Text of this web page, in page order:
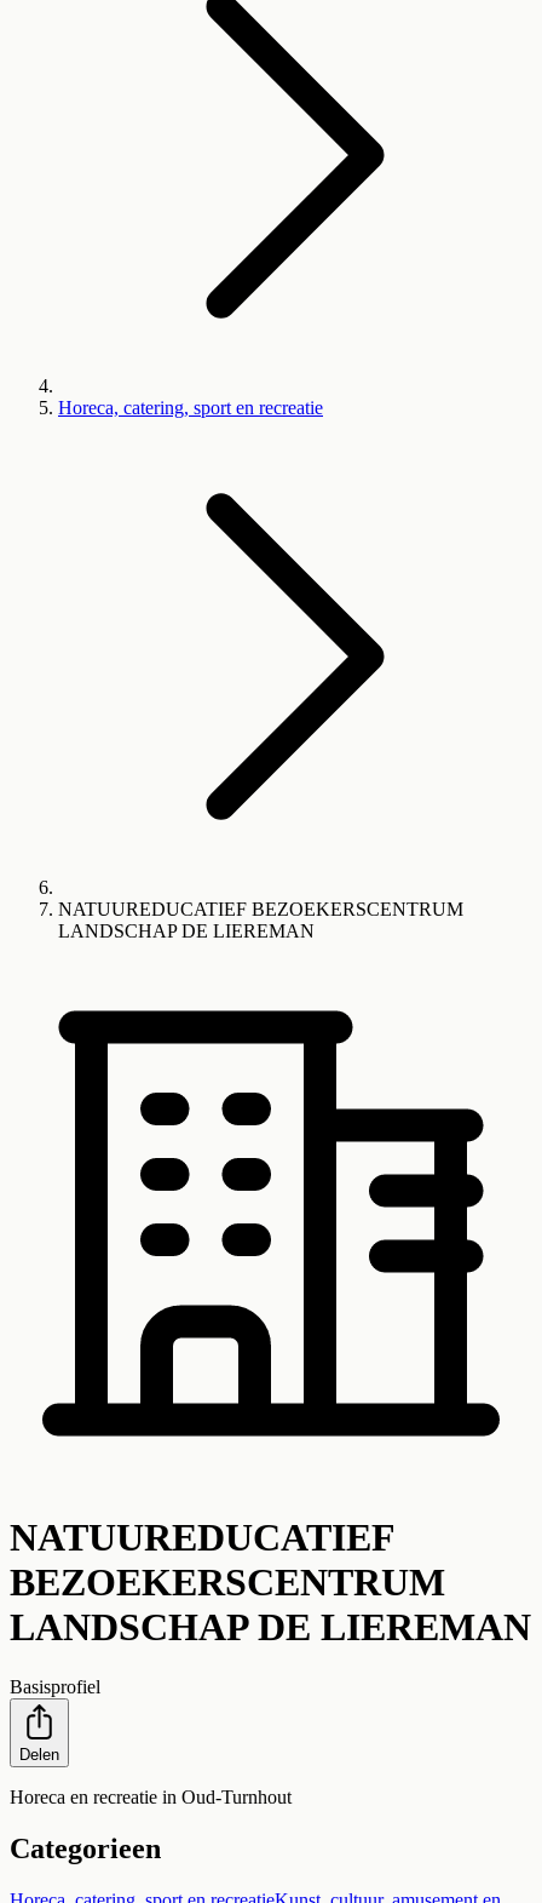
Horeca, catering, sport en recreatie
NATUUREDUCATIEF BEZOEKERSCENTRUM
LANDSCHAP DE LIEREMAN
NATUUREDUCATIEF
BEZOEKERSCENTRUM
LANDSCHAP DE LIEREMAN
Basisprofiel
Delen
Horeca en recreatie in Oud-Turnhout
Categorieen